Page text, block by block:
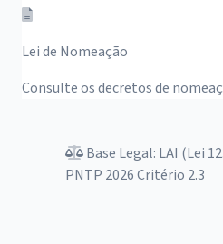
Lei de Nomeação
Consulte os decretos de
Base Legal: LAI (Lei
PNTP 2026 Critério 2.3